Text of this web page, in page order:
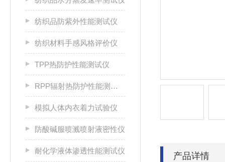
纺织品防紫外性能测试仪
纺织材料手感风格评价仪
TPP热防护性能测试仪
RPP辐射热防护性能测试仪
模拟人体内衣着力试验仪
防酸碱服喷溅喷射液密性仪
耐化学液体渗透性能测试仪
产品详情